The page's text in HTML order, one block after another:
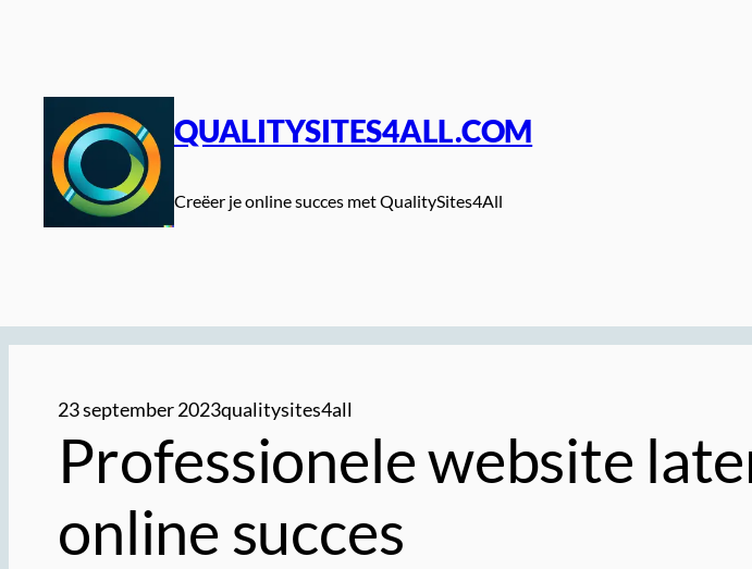
QUALITYSITES4ALL.COM
Creëer je online succes met QualitySites4All
23 september 2023qualitysites4all
Professionele website
online succes